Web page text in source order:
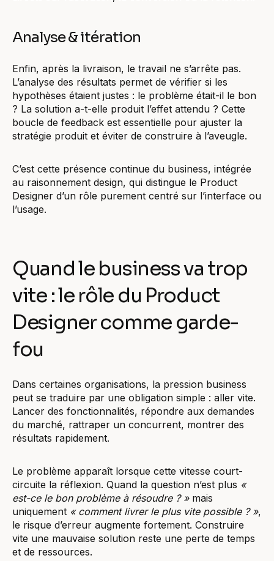
Analyse & itération
Enfin, après la livraison, le travail ne s’arrête pas.
L’analyse des résultats permet de vérifier si les
hypothèses étaient justes : le problème était-il le bon
? La solution a-t-elle produit l’effet attendu ? Cette
boucle de feedback est essentielle pour ajuster la
stratégie produit et éviter de construire à l’aveugle.
C’est cette présence continue du business, intégrée
au raisonnement design, qui distingue le Product
Designer d’un rôle purement centré sur l’interface ou
l’usage.
Quand le business va trop
vite : le rôle du Product
Designer comme garde-
fou
Dans certaines organisations, la pression business
peut se traduire par une obligation simple : aller vite.
Lancer des fonctionnalités, répondre aux demandes
du marché, rattraper un concurrent, montrer des
résultats rapidement.
Le problème apparaît lorsque cette vitesse court-
circuite la réflexion. Quand la question n’est plus «
est-ce le bon problème à résoudre ? »mais
uniquement « comment livrer le plus vite possible ? »,
le risque d’erreur augmente fortement. Construire
vite une mauvaise solution reste une perte de temps
et de ressources.